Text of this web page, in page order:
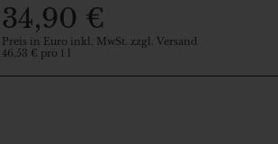
34,90 €
Preis in Euro inkl. MwSt. zzgl. Versand
46,53 € pro 1 l